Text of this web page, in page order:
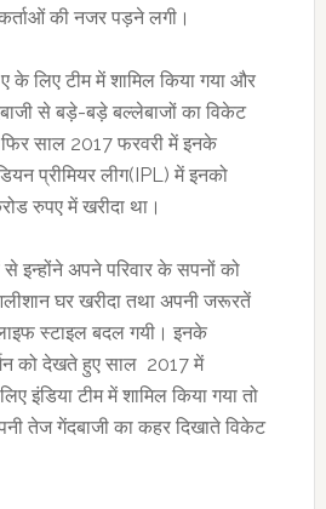
की नजर पड़ने लगी।
के लिए टीम में शामिल किया गया और
से बड़े-बड़े बल्लेबाजों का विकेट
साल 2017 फरवरी में इनके
प्रीमियर लीग(IPL) में इनको
रुपए में खरीदा था।
इन्होंने अपने परिवार के सपनों को
घर खरीदा तथा अपनी जरूरतें
स्टाइल बदल गयी। इनके
को देखते हुए साल 2017 में
इंडिया टीम में शामिल किया गया तो
तेज गेंदबाजी का कहर दिखाते विकेट